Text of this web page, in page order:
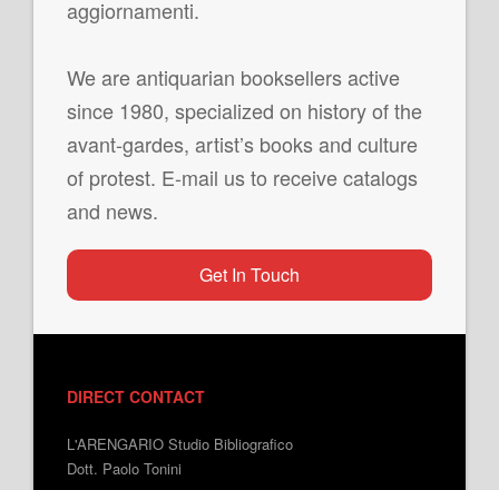
aggiornamenti.
We are antiquarian booksellers active
since 1980, specialized on history of the
avant-gardes, artist’s books and culture
of protest. E-mail us to receive catalogs
and news.
Get In Touch
DIRECT CONTACT
L'ARENGARIO Studio Bibliografico
Dott. Paolo Tonini